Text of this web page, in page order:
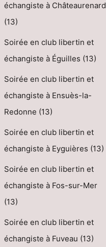
échangiste à Châteaurenard
(13)
Soirée en club libertin et
échangiste à Éguilles (13)
Soirée en club libertin et
échangiste à Ensuès-la-
Redonne (13)
Soirée en club libertin et
échangiste à Eyguières (13)
Soirée en club libertin et
échangiste à Fos-sur-Mer
(13)
Soirée en club libertin et
échangiste à Fuveau (13)